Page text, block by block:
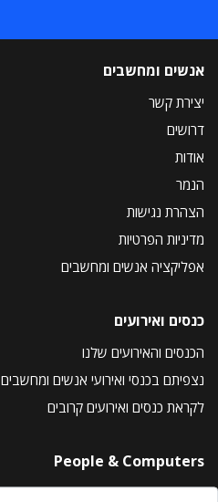
אנשים ומחשבים
יצירת קשר
דרושים
אודות
הנמר
הצהרת נגישות
מדיניות הפרטיות
אפליקציה אנשים ומחשבים
כנסים ואירועים
הכנסים והאירועים שלנו
נצפיתם בכנסי ואירועי אנשים ומחשבים
לקראת כנסים ואירועים קרובים
People & Computers
About Us